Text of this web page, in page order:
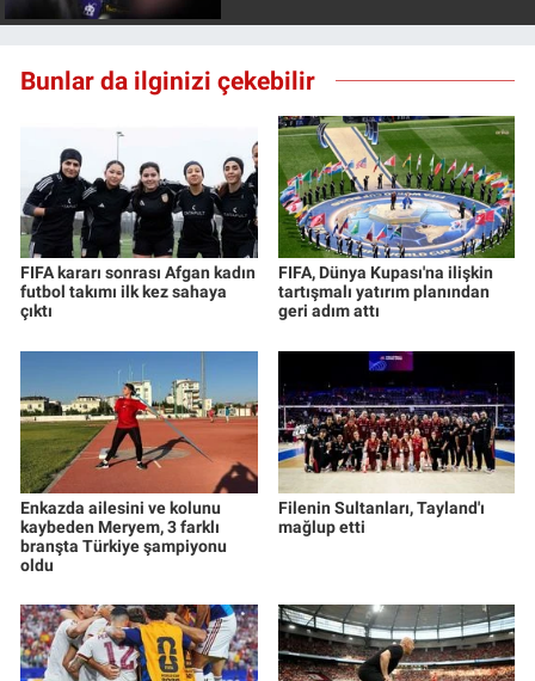
Bunlar da ilginizi çekebilir
FIFA kararı sonrası Afgan kadın
futbol takımı ilk kez sahaya
çıktı
FIFA, Dünya Kupası'na ilişkin
tartışmalı yatırım planından
geri adım attı
Enkazda ailesini ve kolunu
kaybeden Meryem, 3 farklı
branşta Türkiye şampiyonu
oldu
Filenin Sultanları, Tayland'ı
mağlup etti